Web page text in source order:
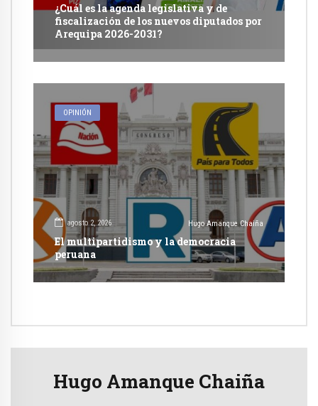
¿Cuál es la agenda legislativa y de
fiscalización de los nuevos diputados por
Arequipa 2026-2031?
OPINIÓN
agosto 2, 2026 Hugo Amanque Chaiña
El multipartidismo y la democracia
peruana
Hugo Amanque Chaiña